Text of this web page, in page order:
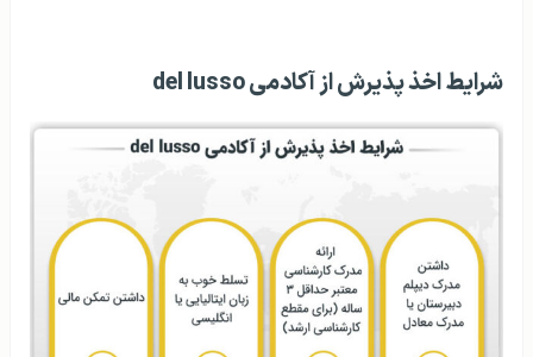
شرایط اخذ پذیرش از آکادمی del lusso